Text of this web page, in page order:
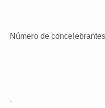
Número de
.